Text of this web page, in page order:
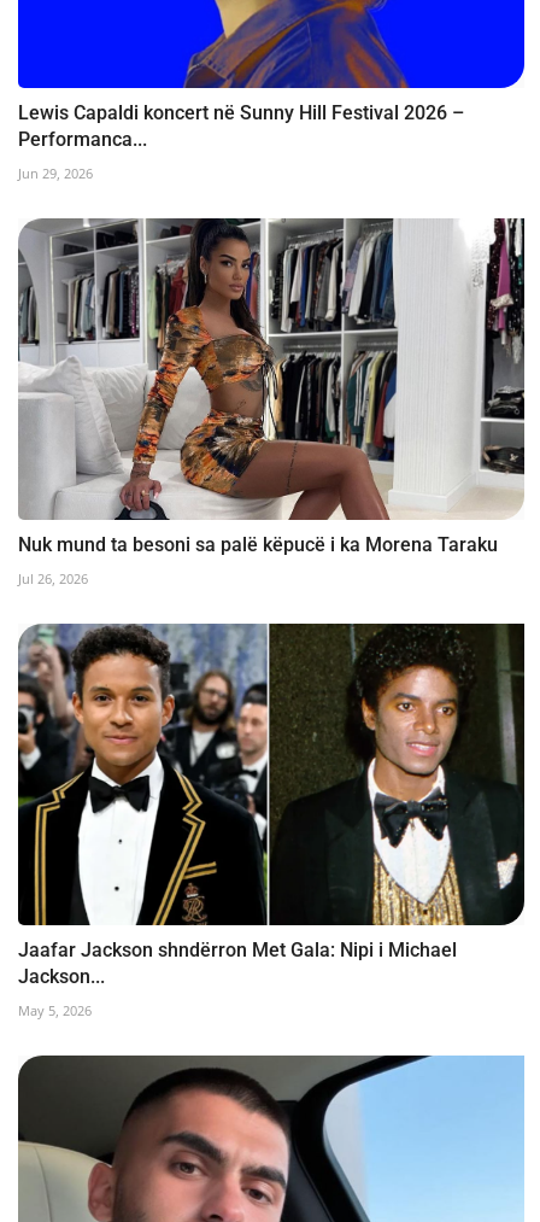
Lewis Capaldi koncert në Sunny Hill Festival 2026 –
Performanca...
Jun 29, 2026
Nuk mund ta besoni sa palë këpucë i ka Morena Taraku
Jul 26, 2026
Jaafar Jackson shndërron Met Gala: Nipi i Michael
Jackson...
May 5, 2026